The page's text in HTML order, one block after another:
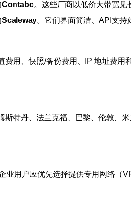
Contabo。这些厂商以低价大带宽见
Scaleway。它们界面简洁、API支持
用、快照/备份费用、IP 地址费
特丹、法兰克福、巴黎、伦敦、
业用户应优先选择提供专用网络